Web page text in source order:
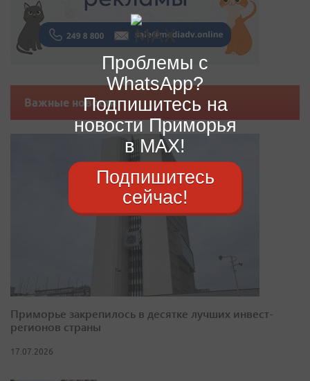
Важные новости
Приморье закрепилось в десятке лучших инвест-
регионов страны
17.07.2026
Проблемы с
WhatsApp?
Подпишитесь на
новости Приморья
в MAX!
Подпишитесь
сейчас!